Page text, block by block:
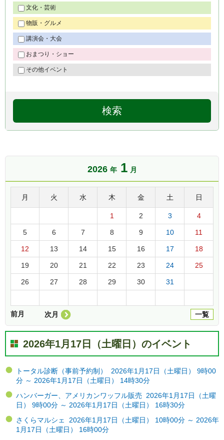
文化・芸術
物販・グルメ
講演会・大会
おまつり・ショー
その他イベント
2026 年 1 月
月 火 水 木 金 土 日
1 2 3 4
5 6 7 8 9 10 11
12 13 14 15 16 17 18
19 20 21 22 23 24 25
26 27 28 29 30 31
前月 一覧
次月
2026年1月17日（土曜日）のイベント
トータル診断（事前予約制） 2026年1月17日（土曜日） 9時00
分 ～ 2026年1月17日（土曜日） 14時30分
ハンバーガー、アメリカンワッフル販売 2026年1月17日（土曜
日） 9時00分 ～ 2026年1月17日（土曜日） 16時30分
さくらマルシェ 2026年1月17日（土曜日） 10時00分 ～ 2026年
1月17日（土曜日） 16時00分